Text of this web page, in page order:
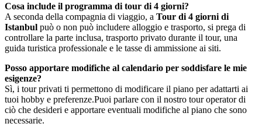
Cosa include il programma di tour di 4 giorni?
A seconda della compagnia di viaggio, a Tour di 4 giorni di
Istanbul può o non può includere alloggio e trasporto, si prega di
controllare la parte inclusa, trasporto privato durante il tour, una
guida turistica professionale e le tasse di ammissione ai siti.
Posso apportare modifiche al calendario per soddisfare le mie
esigenze?
Sì, i tour privati ti permettono di modificare il piano per adattarti ai
tuoi hobby e preferenze.Puoi parlare con il nostro tour operator di
ciò che desideri e apportare eventuali modifiche al piano che sono
necessarie.